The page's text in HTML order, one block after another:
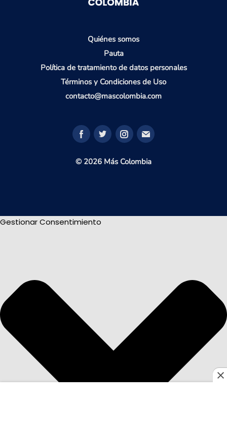
Quiénes somos
Pauta
Política de tratamiento de datos personales
Términos y Condiciones de Uso
contacto@mascolombia.com
© 2026 Más Colombia
Gestionar Consentimiento